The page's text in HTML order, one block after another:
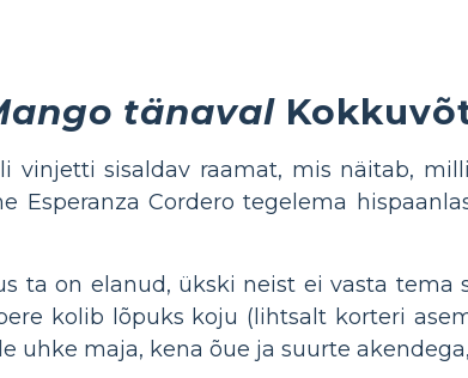
tänaval
vinjetti sisaldav raamat, mis näitab,
Esperanza Cordero tegelema
ta on elanud, ükski neist ei vasta
kolib lõpuks koju (lihtsalt korteri
uhke maja, kena õue ja suurte